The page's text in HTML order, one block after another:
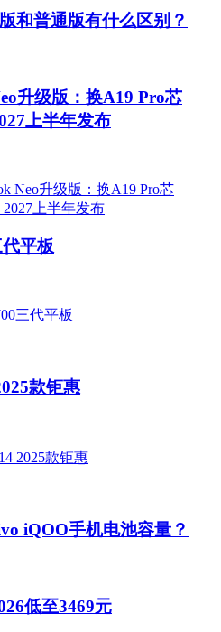
和普通版有什么区别？
升级版：换A19 Pro芯
上半年发布
平板
款钜惠
iQOO手机电池容量？
低至3469元